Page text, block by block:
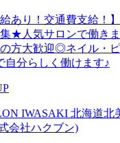
給あり！交通費支給！
集★人気サロンで働き
方大歓迎◎ネイル・
自分らしく働けます♪
IWASAKI 北海道北
会社ハクブン)